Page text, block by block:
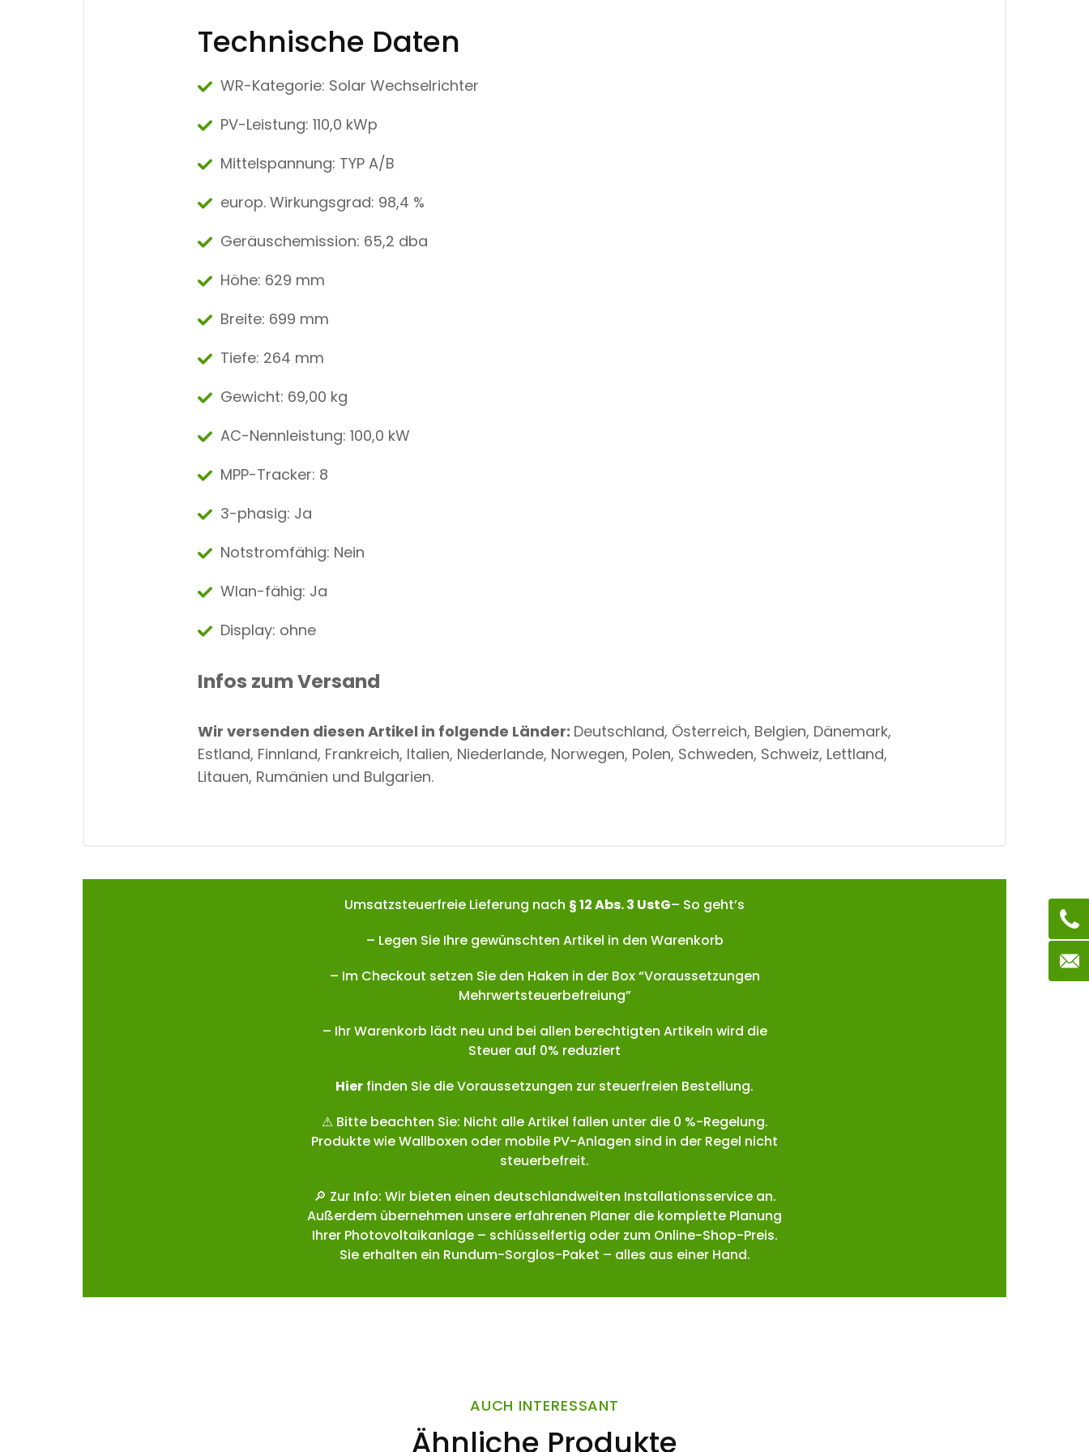
Technische Daten
WR-Kategorie: Solar Wechselrichter
PV-Leistung: 110,0 kWp
Mittelspannung: TYP A/B
europ. Wirkungsgrad: 98,4 %
Geräuschemission: 65,2 dba
Höhe: 629 mm
Breite: 699 mm
Tiefe: 264 mm
Gewicht: 69,00 kg
AC-Nennleistung: 100,0 kW
MPP-Tracker: 8
3-phasig: Ja
Notstromfähig: Nein
Wlan-fähig: Ja
Display: ohne
Infos zum Versand
Wir versenden diesen Artikel in folgende Länder: Deutschland, Österreich, Belgien, Dänemark,
Estland, Finnland, Frankreich, Italien, Niederlande, Norwegen, Polen, Schweden, Schweiz, Lettland,
Litauen, Rumänien und Bulgarien.
Umsatzsteuerfreie Lieferung nach § 12 Abs. 3 UstG– So geht’s
– Legen Sie Ihre gewünschten Artikel in den Warenkorb
– Im Checkout setzen Sie den Haken in der Box “Voraussetzungen
Mehrwertsteuerbefreiung”
– Ihr Warenkorb lädt neu und bei allen berechtigten Artikeln wird die
Steuer auf 0% reduziert
Hier finden Sie die Voraussetzungen zur steuerfreien Bestellung.
⚠ Bitte beachten Sie: Nicht alle Artikel fallen unter die 0 %-Regelung.
Produkte wie Wallboxen oder mobile PV-Anlagen sind in der Regel nicht
steuerbefreit.
🔎 Zur Info: Wir bieten einen deutschlandweiten Installationsservice an.
Außerdem übernehmen unsere erfahrenen Planer die komplette Planung
Ihrer Photovoltaikanlage – schlüsselfertig oder zum Online-Shop-Preis.
Sie erhalten ein Rundum-Sorglos-Paket – alles aus einer Hand.
AUCH INTERESSANT
Ähnliche Produkte